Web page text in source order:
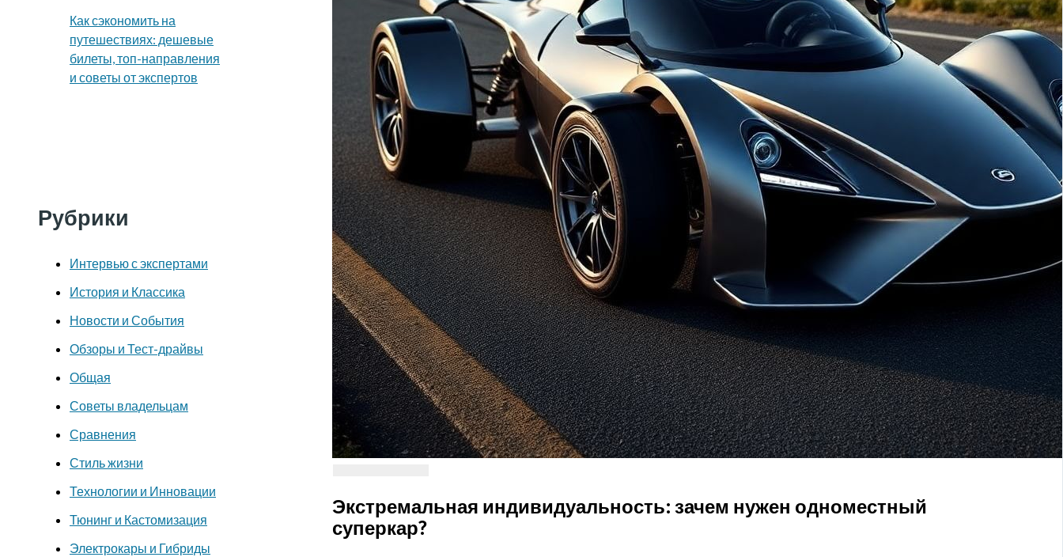
Как сэкономить на
путешествиях: дешевые
билеты, топ-направления
и советы от экспертов
Рубрики
Интервью с экспертами
История и Классика
Новости и События
Обзоры и Тест-драйвы
Общая
Советы владельцам
Сравнения
Стиль жизни
Технологии и Инновации
Тюнинг и Кастомизация
Электрокары и Гибриды
Экстремальная индивидуальность: зачем нужен одноместный
суперкар?